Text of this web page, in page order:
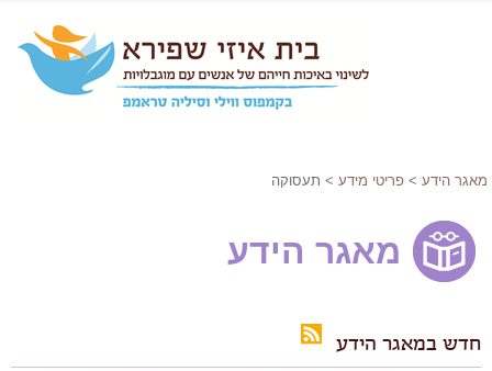
מאגר הידע > פריטי מידע > תעסוקה
מאגר הידע
חדש במאגר הידע